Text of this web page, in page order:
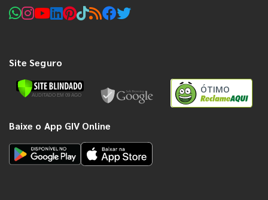
Site Seguro
ÓTIMO
Baixe o App GIV Online